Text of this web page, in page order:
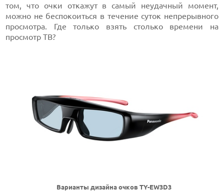
том, что очки откажут в самый неудачный момент,
можно не беспокоиться в течение суток непрерывного
просмотра. Где только взять столько времени на
просмотр ТВ?
Варианты дизайна очков TY-EW3D3